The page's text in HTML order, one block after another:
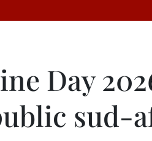
Day
sud-